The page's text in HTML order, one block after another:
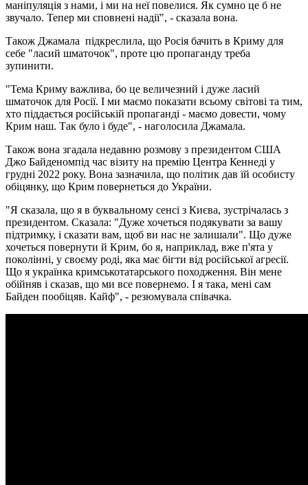
маніпуляція з нами, і ми на неї повелися. Як сумно це б не
звучало. Тепер ми сповнені надії", - сказала вона.
Також Джамала підкреслила, що Росія бачить в Криму для
себе "ласий шматочок", проте цю пропаганду треба
зупинити.
"Тема Криму важлива, бо це величезний і дуже ласий
шматочок для Росії. І ми маємо показати всьому світові та тим,
хто піддається російській пропаганді - маємо довести, чому
Крим наш. Так було і буде", - наголосила Джамала.
Також вона згадала недавню розмову з президентом США
Джо Байденомпід час візиту на премію Центра Кеннеді у
грудні 2022 року. Вона зазначила, що політик дав їй особисту
обіцянку, що Крим повернеться до України.
"Я сказала, що я в буквальному сенсі з Києва, зустрічалась з
президентом. Сказала: "Дуже хочеться подякувати за вашу
підтримку, і сказати вам, щоб ви нас не залишали". Що дуже
хочеться повернути й Крим, бо я, наприклад, вже п'ята у
поколінні, у своєму роді, яка має бігти від російської агресії.
Що я українка кримськотатарського походження. Він мене
обійняв і сказав, що ми все повернемо. І я така, мені сам
Байден пообіцяв. Кайф", - резюмувала співачка.